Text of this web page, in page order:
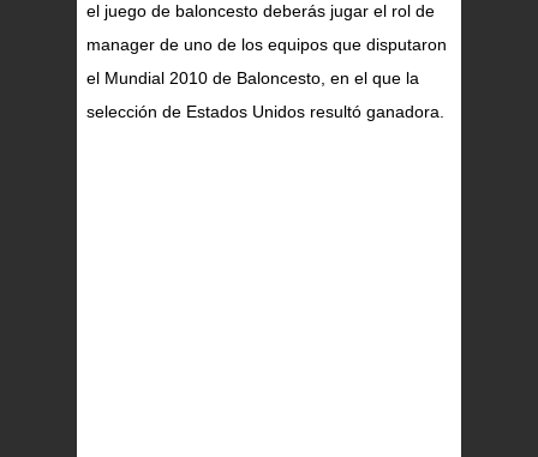
el juego de baloncesto deberás jugar el rol de
manager de uno de los equipos que disputaron
el Mundial 2010 de Baloncesto, en el que la
selección de Estados Unidos resultó ganadora.